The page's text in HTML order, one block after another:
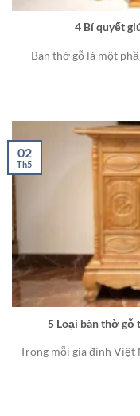
4 Bí quyết
Bàn thờ gỗ là một
5 Loại bàn thờ gỗ
Trong mỗi gia đình Việt
02
Th5